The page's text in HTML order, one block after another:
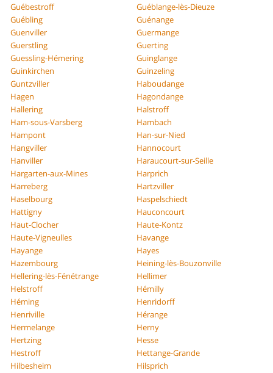
Guébestroff
Guéblange-lès-Dieuze
Guébling
Guénange
Guenviller
Guermange
Guerstling
Guerting
Guessling-Hémering
Guinglange
Guinkirchen
Guinzeling
Guntzviller
Haboudange
Hagen
Hagondange
Hallering
Halstroff
Ham-sous-Varsberg
Hambach
Hampont
Han-sur-Nied
Hangviller
Hannocourt
Hanviller
Haraucourt-sur-Seille
Hargarten-aux-Mines
Harprich
Harreberg
Hartzviller
Haselbourg
Haspelschiedt
Hattigny
Hauconcourt
Haut-Clocher
Haute-Kontz
Haute-Vigneulles
Havange
Hayange
Hayes
Hazembourg
Heining-lès-Bouzonville
Hellering-lès-Fénétrange
Hellimer
Helstroff
Hémilly
Héming
Henridorff
Henriville
Hérange
Hermelange
Herny
Hertzing
Hesse
Hestroff
Hettange-Grande
Hilbesheim
Hilsprich